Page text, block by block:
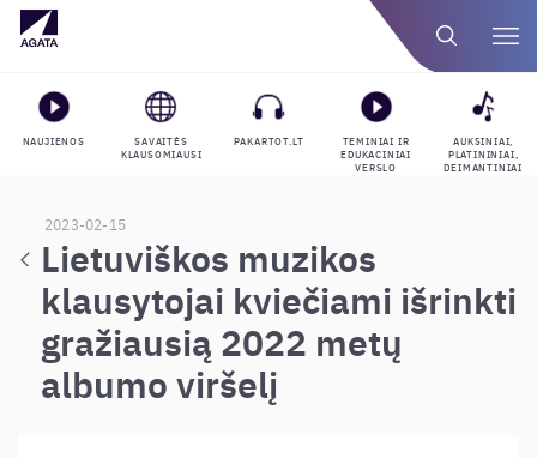
NAUJIENOS
SAVAITĖS
KLAUSOMIAUSI
PAKARTOT.LT
TEMINIAI IR
EDUKACINIAI
VERSLO
AUKSINIAI,
PLATININIAI,
DEIMANTINIAI
2023-02-15
Lietuviškos muzikos
klausytojai kviečiami išrinkti
gražiausią 2022 metų
albumo viršelį